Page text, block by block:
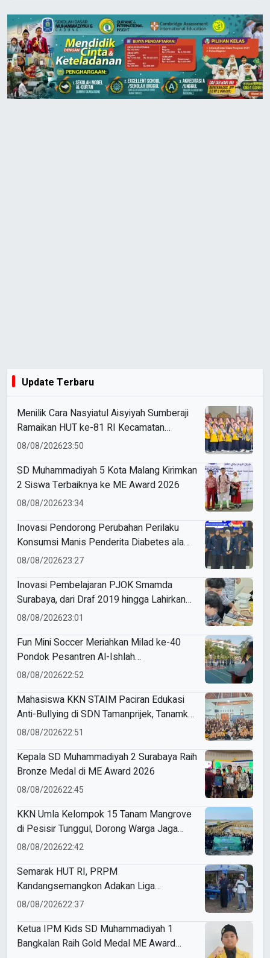
Update Terbaru
Menilik Cara Nasyiatul Aisyiyah Sumberaji
Ramaikan HUT ke-81 RI Kecamatan
Sukodadi
08/08/202623:50
SD Muhammadiyah 5 Kota Malang Kirimkan
2 Siswa Terbaiknya ke ME Award 2026
08/08/202623:34
Inovasi Pendorong Perubahan Perilaku
Konsumsi Manis Penderita Diabetes ala
Mahasiswa Unesa
08/08/202623:27
Inovasi Pembelajaran PJOK Smamda
Surabaya, dari Draf 2019 hingga Lahirkan
Modul Gizi Digital
08/08/202623:01
Fun Mini Soccer Meriahkan Milad ke-40
Pondok Pesantren Al-Ishlah
Sendangagung
08/08/202622:52
Mahasiswa KKN STAIM Paciran Edukasi
Anti-Bullying di SDN Tamanprijek, Tanamkan
Empati Sejak Dini
08/08/202622:51
Kepala SD Muhammadiyah 2 Surabaya Raih
Bronze Medal di ME Award 2026
08/08/202622:45
KKN Umla Kelompok 15 Tanam Mangrove
di Pesisir Tunggul, Dorong Warga Jaga
Lingkungan
08/08/202622:42
Semarak HUT RI, PRPM
Kandangsemangkon Adakan Liga
Kemerdekaan 2026
08/08/202622:37
Ketua IPM Kids SD Muhammadiyah 1
Bangkalan Raih Gold Medal ME Award